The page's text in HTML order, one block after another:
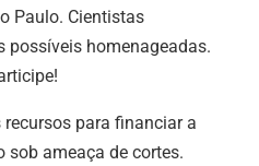
Paulo. Cientistas
possíveis homenageadas.
recursos para financiar a
sob ameaça de cortes.